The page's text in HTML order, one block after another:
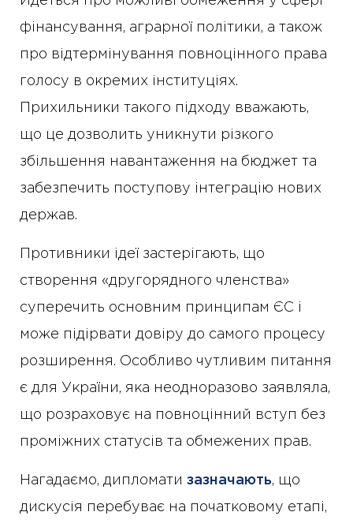
фінансування, аграрної політики, а також
про відтермінування повноцінного права
голосу в окремих інституціях.
Прихильники такого підходу вважають,
що це дозволить уникнути різкого
збільшення навантаження на бюджет та
забезпечить поступову інтеграцію нових
держав.
Противники ідеї застерігають, що
створення «другорядного членства»
суперечить основним принципам ЄС і
може підірвати довіру до самого процесу
розширення. Особливо чутливим питання
є для України, яка неодноразово заявляла,
що розраховує на повноцінний вступ без
проміжних статусів та обмежених прав.
Нагадаємо, дипломати зазначають, що
дискусія перебуває на початковому етапі,